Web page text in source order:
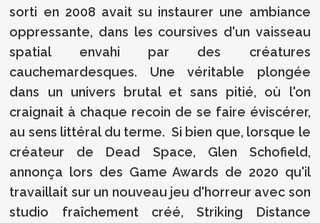
sorti en 2008 avait su instaurer une ambiance
oppressante, dans les coursives d'un vaisseau
spatial envahi par des créatures
cauchemardesques. Une véritable plongée
dans un univers brutal et sans pitié, où l'on
craignait à chaque recoin de se faire éviscérer,
au sens littéral du terme. Si bien que, lorsque le
créateur de Dead Space, Glen Schofield,
annonça lors des Game Awards de 2020 qu'il
travaillait sur un nouveau jeu d'horreur avec son
studio fraîchement créé, Striking Distance